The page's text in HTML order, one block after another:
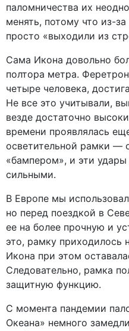
паломничества их
менять, потому что из-
просто «выходили из
Сама Икона довольно
полтора метра.
четыре человека,
Не все это учитывали,
везде достаточно
времени проявлялась
осветительной рамки —
«бампером», и эти
сильными.
В Европе мы
но перед поездкой в
ее на более прочную и
это, рамку приходилось
Икона при этом
Следовательно, рамка
защитную функцию.
С момента пандемии
Океана» немного